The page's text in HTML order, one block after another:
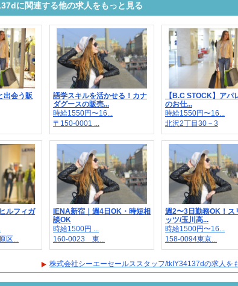
に関連する他の求人をもっと見る
出会う販
語学スキルを活かせる！カナ
ダグースの販売...
時給1550円〜16...
〒150-0001 ...
【B.C STOCK】アパ
のお仕...
時給1550円〜16...
北沢2丁目30－3
ルフィガ
区...
IENA新宿｜週4日OK・時短相
談OK
時給1500円 ...
160-0023 東...
週2〜3日勤務OK！ス
ッツ/玉川高...
時給1500円〜16...
158-0094東京...
株式会社シーエーセールススタッフ/tkIY34137dの求人を